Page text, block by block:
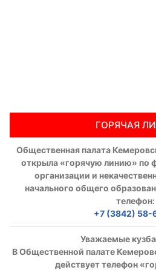
ГОРЯЧАЯ
Общественная палата
открыла «горячую линию» по
организации и
начального общего
телефон:
+7 (3842) 58-
Уважаемые
В Общественной палате
действует телефон